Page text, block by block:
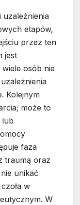
etapów,
przez ten
jest
osób nie
Kolejnym
może to
lub
faza
traumą oraz
unikać
w
W